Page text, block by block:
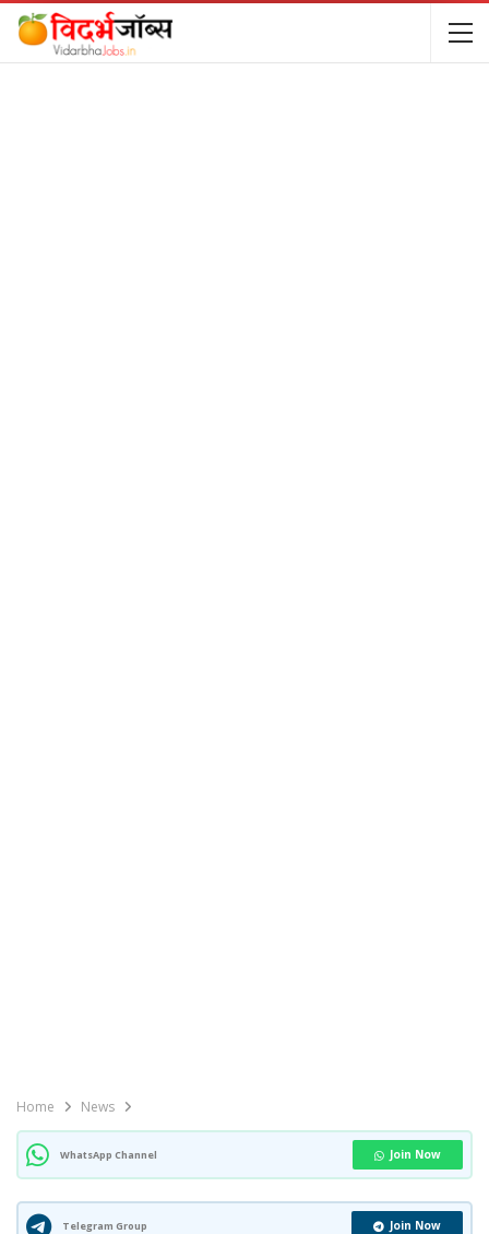
Home News
WhatsApp Channel Join Now
Telegram Group Join Now